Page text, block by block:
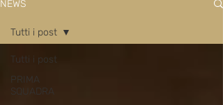
NEWS
Tutti i post
PRIMA
SQUADRA
Tutti i post